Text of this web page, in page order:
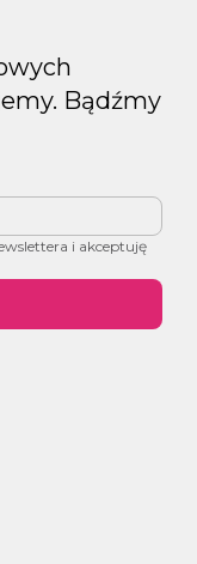
Bądźmy
Wyrażam zgodę na otrzymywanie newslettera i akceptuję